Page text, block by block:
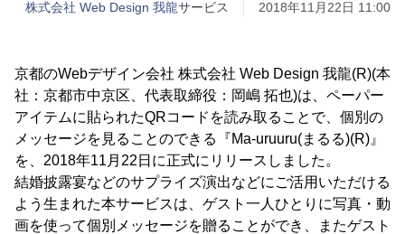
株式会社 Web Design 我龍サービス 2018年11月22日 11:00
京都のWebデザイン会社 株式会社 Web Design 我龍(R)(本
社：京都市中京区、代表取締役：岡嶋 拓也)は、ペーパー
アイテムに貼られたQRコードを読み取ることで、個別の
メッセージを見ることのできる『Ma-uruuru(まるる)(R)』
を、2018年11月22日に正式にリリースしました。
結婚披露宴などのサプライズ演出などにご活用いただける
よう生まれた本サービスは、ゲスト一人ひとりに写真・動
画を使って個別メッセージを贈ることができ、またゲスト